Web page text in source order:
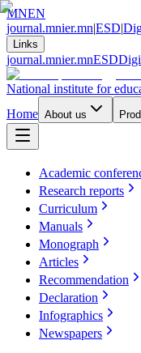
MNEN
journal.mnier.mn|ESD|
Links
journal.mnier.mnESD
National institute for
Home About us
Academic
Research reports
Curriculum
Manuals
Monograph
Articles
Recommendation
Declaration
Infographics
Newspapers